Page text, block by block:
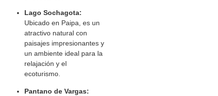
Lago Sochagota:
Ubicado en Paipa, es un
atractivo natural con
paisajes impresionantes y
un ambiente ideal para la
relajación y el
ecoturismo.
Pantano de Vargas: